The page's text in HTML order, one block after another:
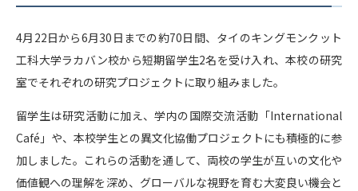
4月22日から6月30日までの約70日間、タイのキングモンクット
工科大学ラカバン校から短期留学生2名を受け入れ、本校の研究
室でそれぞれの研究プロジェクトに取り組みました。
留学生は研究活動に加え、学内の国際交流活動「International
Café」や、本校学生との異文化協働プロジェクトにも積極的に参
加しました。これらの活動を通して、両校の学生が互いの文化や
価値観への理解を深め、グローバルな視野を育む大変良い機会と